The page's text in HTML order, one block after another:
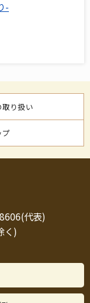
-
り扱い
プ
代表)
く)